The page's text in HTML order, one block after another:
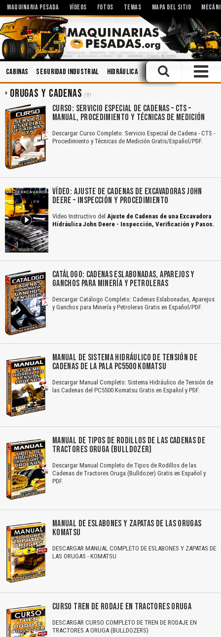
MAQUINARIA PESADA VÍDEOS FOTOS TEMAS MAPA DEL SITIO
Cabinas Seguridad Industrial Hidráulica Mecánica
ORUGAS Y CADENAS (9)
CURSO: SERVICIO ESPECIAL DE CADENAS – CTS –
MANUAL, PROCEDIMIENTO Y TÉCNICAS DE MEDICIÓN
Descargar Curso Completo: Servicio Especial de Cadena - CTS -
Procedimiento y Técnicas de Medición Gratis/Español/PDF.
VÍDEO: AJUSTE DE CADENAS DE EXCAVADORAS JOHN
DEERE – INSPECCIÓN Y PROCEDIMIENTO
Vídeo Instructivo del Ajuste de Cadenas de una Excavadora
Hidráulica John Deere - Inspección, Verificación y Pasos.
CATÁLOGO: CADENAS ESLABONADAS, APAREJOS Y
GANCHOS PARA MINERÍA Y PETROLERAS
Descargar Catálogo Completo: Cadenas Eslabonadas, Aparejos
y Ganchos para Minería y Petroleras Gratis en Español/PDF.
MANUAL DE SISTEMA HIDRÁULICO DE TENSIÓN DE
CADENAS DE LA PALA PC5500 KOMATSU
Descargar Manual Completo: Sistema Hidráulico de Tensión de
las Cadenas del PC5500 Komatsu Gratis en Español y PDF.
MANUAL DE TIPOS DE RODILLOS DE LAS CADENAS DE
TRACTORES ORUGA (BULLDOZER)
Descargar Manual Completo de Tipos de Rodillos de las
Cadenas de Tractores Oruga (Bulldozer) Gratis en Español y
PDF.
MANUAL DE ESLABONES Y ZAPATAS DE LAS ORUGAS
KOMATSU
DESCARGAR MANUAL COMPLETO DE ESLABONES Y ZAPATAS DE
LAS ORUGAS - KOMATSU
CURSO TREN DE RODAJE EN TRACTORES ORUGA
DESCARGAR CURSO COMPLETO DE TREN DE RODAJE EN
TRACTORES A ORUGA (BULLDOZERS)